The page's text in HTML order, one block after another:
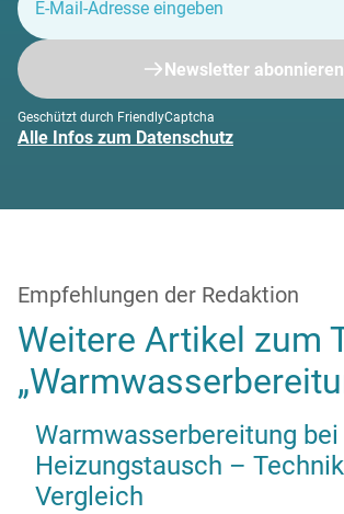
Newsletter abonnieren
Geschützt durch FriendlyCaptcha
Alle Infos zum Datenschutz
Empfehlungen der Redaktion
Weitere Artikel zum
Warmwasserbereitung bei
Heizungstausch –
Vergleich